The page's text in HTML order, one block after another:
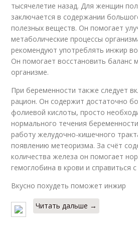
тысячелетие назад. Для женщин
заключается в содержании
полезных веществ. Он помогает
метаболические процессы
рекомендуют употреблять инжир
Он помогает восстановить баланс
организме.
При беременности также следует
рацион. Он содержит достаточно
фолиевой кислоты, просто
нормального течения
работу желудочно-кишечного
появлению метеоризма. За счёт
количества железа он помогает
гемоглобина в крови и справиться
Вкусно похудеть поможет инжир
Читать дальше →